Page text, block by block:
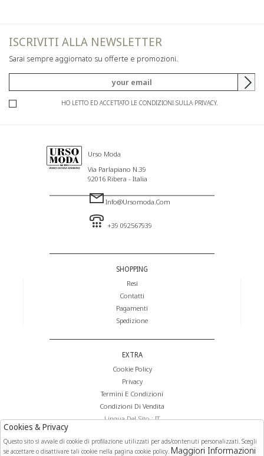
ISCRIVITI ALLA NEWSLETTER
Sarai sempre aggiornato su offerte e promozioni.
HO LETTO ED ACCETTATO LE CONDIZIONI SULLA PRIVACY.
Urso Moda
Via Parlapiano N.39
92016 Ribera - Italia
Info@ursomoda.com
+39 092567939
SHOPPING
Resi
Contatti
Pagamenti
Spedizione
EXTRA
Cookie Policy
Privacy
Termini E Condizioni
Condizioni Di Vendita
Lingua Del Sito : IT
Cookies & Privacy
Questo sito si avvale di cookie di profilazione utilizzati per ads/contenuti personalizzati. Scegli
se accettare o disattivare tali cookie nella pagina cookie policy. Maggiori Informazioni